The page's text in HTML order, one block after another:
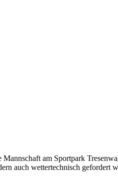
am Sportpark
auch wettertechnisch gefordert